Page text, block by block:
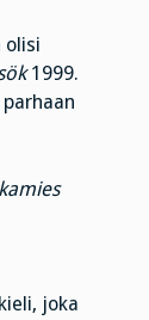
olisi
1999.
joka